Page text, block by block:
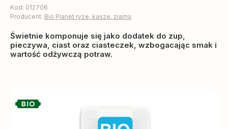
Kod: 012706
Producent: Bio Planet ryże, kasze, ziarna
Świetnie komponuje się jako dodatek do zup,
pieczywa, ciast oraz ciasteczek, wzbogacając smak i
wartość odżywczą potraw.